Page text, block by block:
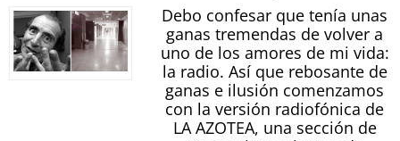
Debo confesar que tenía unas
ganas tremendas de volver a
uno de los amores de mi vida:
la radio. Así que rebosante de
ganas e ilusión comenzamos
con la versión radiofónica de
LA AZOTEA, una sección de